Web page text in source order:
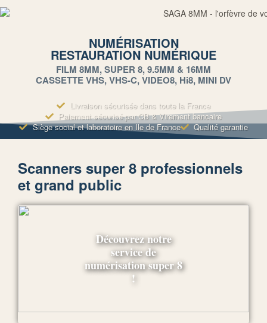
NUMÉRISATION
RESTAURATION NUMÉRIQUE
FILM 8MM, SUPER 8, 9.5MM & 16MM
CASSETTE VHS, VHS-C, VIDEO8, Hi8, MINI DV
Livraison sécurisée dans toute la France
Paiement sécurisé par CB & Virement bancaire
Siège social et laboratoire en Ile de France
Qualité garantie
Scanners super 8 professionnels
et grand public